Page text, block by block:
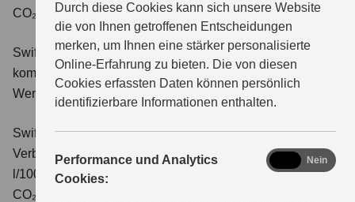
Durch diese Cookies kann sich unsere Website
die von Ihnen getroffenen Entscheidungen
merken, um Ihnen eine stärker personalisierte
Online-Erfahrung zu bieten. Die von diesen
Cookies erfassten Daten können persönlich
identifizierbare Informationen enthalten.
Performance und Analytics
Cookies:
analyticsNein
CO₂-Klasse: C.
Swift 1.2 DUALJET HYBRID Comfort+Verbrauchswerte:
kombinierter Energieverbrauch 4,4 l/100km; kombinierter
Wert der CO₂-Emission: 99 g/km; CO₂-Klasse: C.
Swift 1.2 DUALJET HYBRID CVT Comfort+
Verbrauchswerte: kombinierter Energieverbrauch 4,7
l/100km; kombinierter Wert der CO₂-Emission: 106 g/km;
CO₂-Klasse: C.